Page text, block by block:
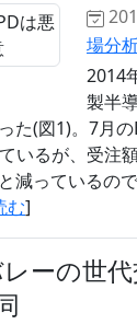
場分
2014
製半
た(図1)。7月
いるが、受注
減っているの
む]
ーの世代